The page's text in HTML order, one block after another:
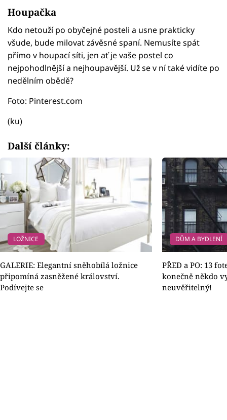
Houpačka
Kdo netouží po obyčejné posteli a usne prakticky
všude, bude milovat závěsné spaní. Nemusíte spát
přímo v houpací síti, jen ať je vaše postel co
nejpohodlnější a nejhoupavější. Už se v ní také vidíte po
nedělním obědě?
Foto: Pinterest.com
(ku)
Další články:
LOŽNICE
GALERIE: Elegantní sněhobílá ložnice
připomíná zasněžené království.
Podívejte se
DŮM A BYDLENÍ
PŘED a PO: 13
konečně někdo
neuvěřitelný!